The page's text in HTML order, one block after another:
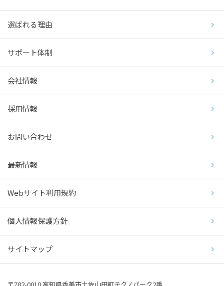
選ばれる理由
サポート体制
会社情報
採用情報
お問い合わせ
最新情報
Webサイト利用規約
個人情報保護方針
サイトマップ